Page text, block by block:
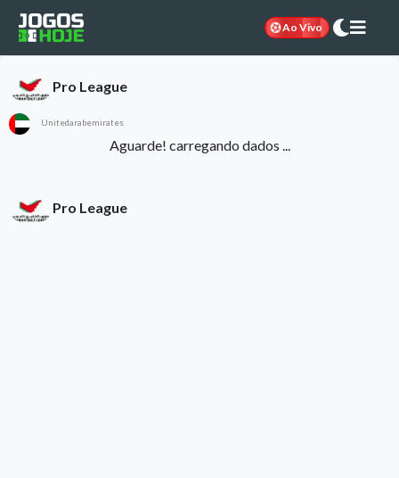
Ao Vivo
Pro League
Unitedarabemirates
Aguarde! carregando dados ...
Pro League